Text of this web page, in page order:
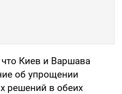
Киев и Варшава
об упрощении
решений в обеих